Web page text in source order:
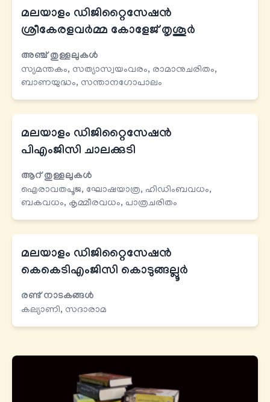
മലയാളം ഡിജിറ്റൈസേഷന്‍
ശ്രീകേരളവര്‍മ്മ കോളേജ് തൃശൂര്‍
അഞ്ച് തുള്ളലുകള്‍
സ്യമന്തകം, സത്യാസ്വയംവരം, രാമാനുചരിതം,
ബാണയുദ്ധം, സന്താനഗോപാലം
മലയാളം ഡിജിറ്റൈസേഷന്‍
പിഎംജിസി ചാലക്കുടി
ആറ് തുള്ളലുകള്‍
ഐരാവതപൂജ, ഘോഷയാത്ര, ഹിഡിംബവധം,
ബകവധം, കൃമ്മീരവധം, പാത്രചരിതം
മലയാളം ഡിജിറ്റൈസേഷന്‍
കെകെടി​എംജിസി കൊടുങ്ങല്ലൂര്‍
രണ്ട് നാടകങ്ങള്‍
കല്യാണി, സദാരാമ